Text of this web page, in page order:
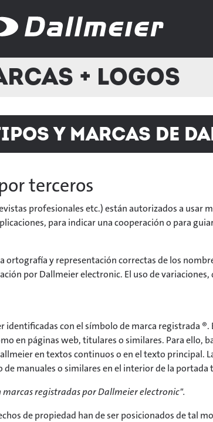
+ Logos
y marcas de
terceros
profesionales etc.) están autorizados a usar
para indicar una cooperación o para
ortografía y representación correctas de los
por Dallmeier electronic. El uso de
identificadas con el símbolo de marca registrada
en páginas web, titulares o similares. Para ello,
en textos continuos o en el texto principal.
de manuales o similares en el interior de la
registradas por Dallmeier electronic".
de propiedad han de ser posicionados de tal